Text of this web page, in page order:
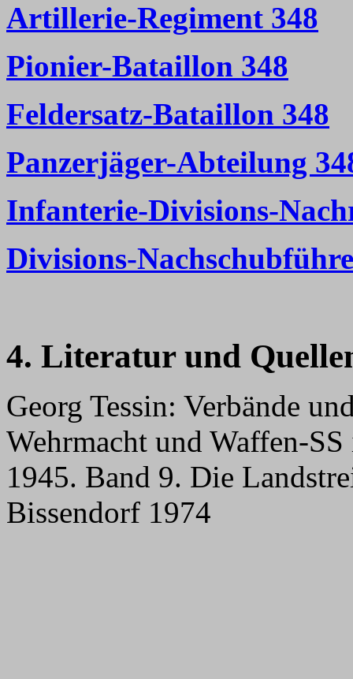
Artillerie-Regiment 348
Pionier-Bataillon 348
Feldersatz-Bataillon 348
Panzerjäger-Abteilung
Infanterie-Divisions-
Divisions-
4. Literatur und
Georg Tessin: Verbände
Wehrmacht und Waffen-
1945. Band 9. Die
Bissendorf 1974